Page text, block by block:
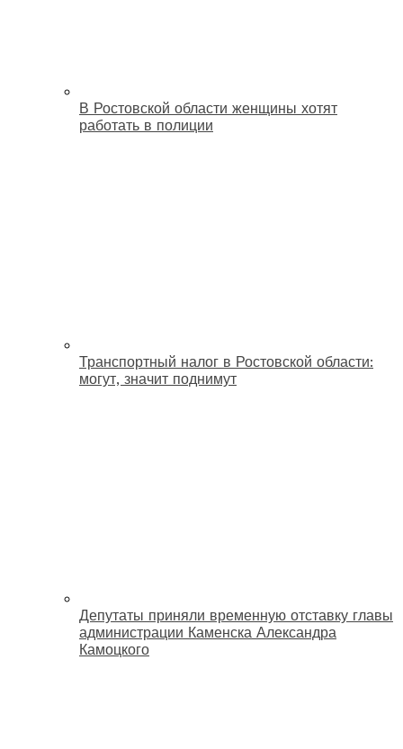
В Ростовской области женщины хотят
работать в полиции
Транспортный налог в Ростовской области:
могут, значит поднимут
Депутаты приняли временную отставку главы
администрации Каменска Александра
Камоцкого